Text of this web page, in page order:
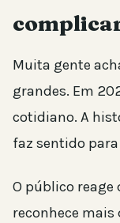
Muita gente
grandes. Em
cotidiano. A
faz sentido
O público reage
reconhece mais